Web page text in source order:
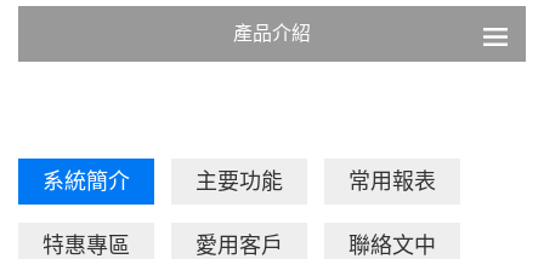
產品介紹
系統簡介 主要功能 常用報表
特惠專區 愛用客戶 聯絡文中